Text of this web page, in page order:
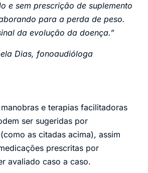
e sem prescrição de suplemento
para a perda de peso.
da evolução da doença.”
Dias, fonoaudióloga
e terapias facilitadoras
ser sugeridas por
as citadas acima), assim
prescritas por
avaliado caso a caso.